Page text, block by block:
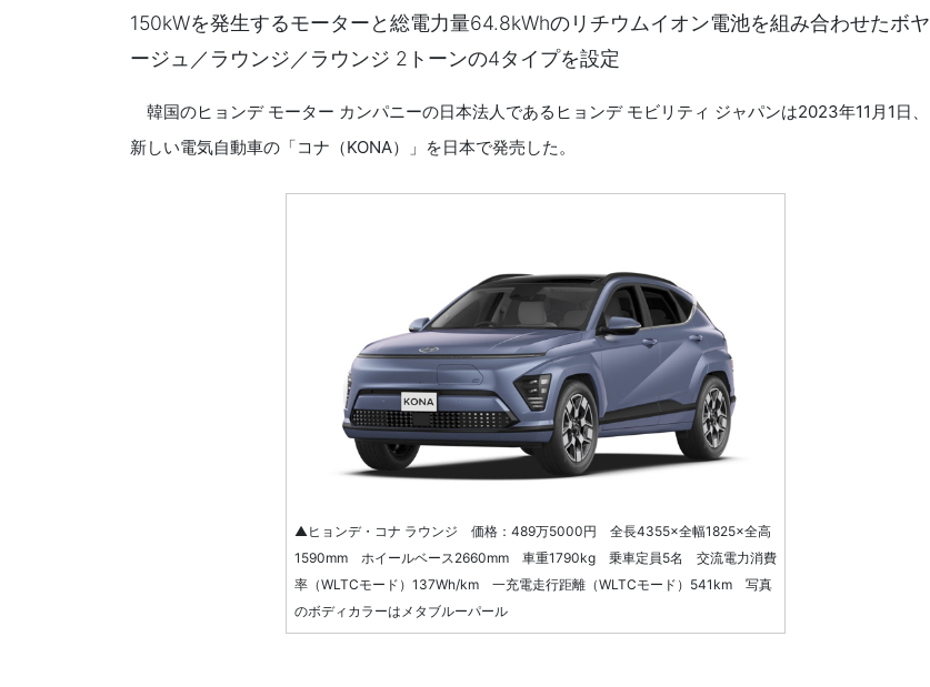
150kWを発生するモーターと総電力量64.8kWhのリチウムイオン電池を組み合わせたボヤ
ージュ／ラウンジ／ラウンジ 2トーンの4タイプを設定
韓国のヒョンデ モーター カンパニーの日本法人であるヒョンデ モビリティ ジャパンは2023年11月1日、
新しい電気自動車の「コナ（KONA）」を日本で発売した。
▲ヒョンデ・コナ ラウンジ 価格：489万5000円 全長4355×全幅1825×全高
1590mm ホイールベース2660mm 車重1790kg 乗車定員5名 交流電力消費
率（WLTCモード）137Wh/km 一充電走行距離（WLTCモード）541km 写真
のボディカラーはメタブルーパール